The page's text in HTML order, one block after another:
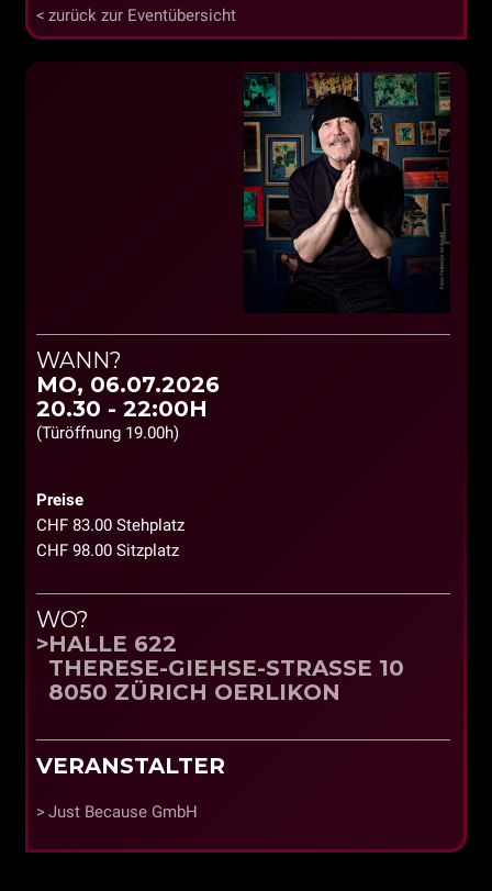
zurück zur Eventübersicht
WANN?
MO, 06.07.2026
20.30 - 22:00H
(Türöffnung 19.00h)
Preise
CHF 83.00 Stehplatz
CHF 98.00 Sitzplatz
WO?
HALLE 622
THERESE-GIEHSE-STRASSE 10
8050 ZÜRICH OERLIKON
VERANSTALTER
Just Because GmbH